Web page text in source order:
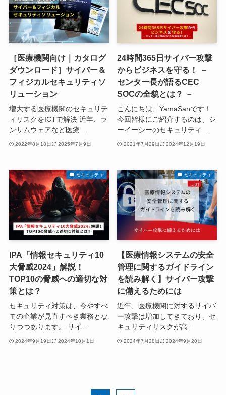
［医療機関向け｜カタログ
ダウンロード］サイバー＆
フィジカルセキュリティソ
リューション
増大する医療機関のセキュリテ
ィリスクをICTで解決 近年、ラ
ンサムウェアなど医療...
2022年8月18日 2025年7月9日
24時間365日サイバー攻撃
からビジネスを守る！ －
センター長が語るCEC
SOCの全貌とは？ －
こんにちは、YamaSanです！
今回皆様にご紹介するのは、シ
ーイーシーのセキュリティ...
2021年7月29日 2024年12月19日
セキュリティ
IPA「情報セキュリティ10
大脅威2024」解説！
TOP10の脅威への適切な対
策とは？
セキュリティ対策は、今やすべ
ての企業が見直すべき業務とな
りつつあります。 サイ...
2024年9月19日 2024年10月1日
セキュリティ
【医療情報システムの安全
管理に関するガイドライン
を読み解く】サイバー攻撃
に備えるためには
近年、医療機関に対するサイバ
ー攻撃は増加してきており、セ
キュリティリスクが高...
2024年7月28日 2024年9月20日